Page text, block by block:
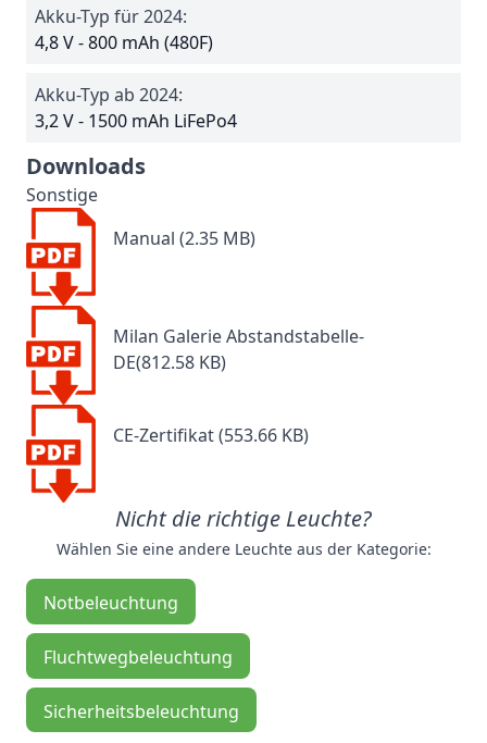
Akku-Typ für 2024:
4,8 V - 800 mAh (480F)
Akku-Typ ab 2024:
3,2 V - 1500 mAh LiFePo4
Downloads
Sonstige
Manual (2.35 MB)
Milan Galerie Abstandstabelle-
DE(812.58 KB)
CE-Zertifikat (553.66 KB)
Nicht die richtige Leuchte?
Wählen Sie eine andere Leuchte aus der Kategorie:
Notbeleuchtung
Fluchtwegbeleuchtung
Sicherheitsbeleuchtung